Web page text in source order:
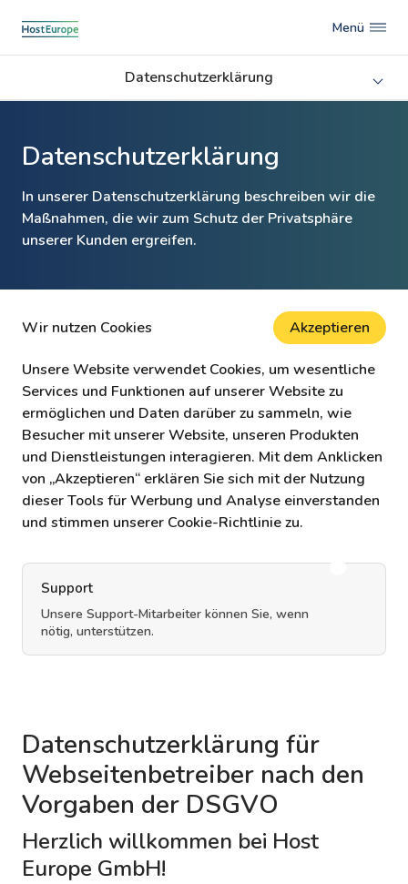
Menü
Datenschutzerklärung
Datenschutzerklärung
In unserer Datenschutzerklärung beschreiben wir die
Maßnahmen, die wir zum Schutz der Privatsphäre
unserer Kunden ergreifen.
Wir nutzen Cookies Akzeptieren
Unsere Website verwendet Cookies, um wesentliche
Services und Funktionen auf unserer Website zu
ermöglichen und Daten darüber zu sammeln, wie
Besucher mit unserer Website, unseren Produkten
und Dienstleistungen interagieren. Mit dem Anklicken
von „Akzeptieren“ erklären Sie sich mit der Nutzung
dieser Tools für Werbung und Analyse einverstanden
und stimmen unserer Cookie-Richtlinie zu.
Support
Unsere Support-Mitarbeiter können Sie, wenn
nötig, unterstützen.
Datenschutzerklärung für
Webseitenbetreiber nach den
Vorgaben der DSGVO
Herzlich willkommen bei Host
Europe GmbH!